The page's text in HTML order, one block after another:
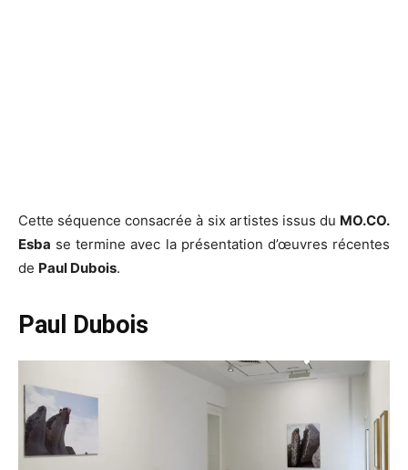
Cette séquence consacrée à six artistes issus du MO.CO.
Esba se termine avec la présentation d’œuvres récentes
de Paul Dubois.
Paul Dubois